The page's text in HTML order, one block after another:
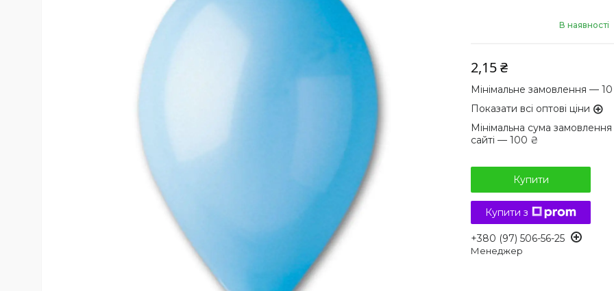
В наявності
2,15 ₴
Мінімальне замовлення —
Показати всі оптові ціни
Мінімальна сума замовлення
сайті — 100 ₴
Купити
Купити з
+380 (97) 506-56-25
Менеджер